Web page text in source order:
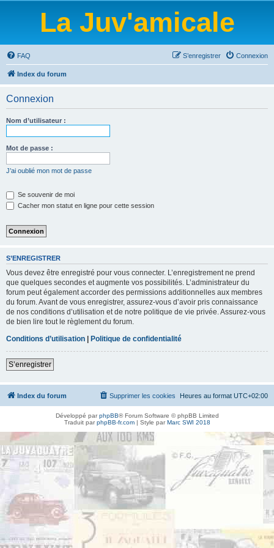
La Juv'amicale
FAQ Connexion
S’enregistrer
Index du forum
Connexion
Nom d’utilisateur :
Mot de passe :
J’ai oublié mon mot de passe
Se souvenir de moi
Cacher mon statut en ligne pour cette session
S’ENREGISTRER
Vous devez être enregistré pour vous connecter. L’enregistrement ne prend
que quelques secondes et augmente vos possibilités. L’administrateur du
forum peut également accorder des permissions additionnelles aux membres
du forum. Avant de vous enregistrer, assurez-vous d’avoir pris connaissance
de nos conditions d’utilisation et de notre politique de vie privée. Assurez-vous
de bien lire tout le règlement du forum.
Conditions d’utilisation | Politique de confidentialité
S’enregistrer
Index du forum Heures au format UTC+02:00
Supprimer les cookies
Développé parphpBB® Forum Software © phpBB Limited
Traduit parphpBB-fr.com| Style parMarc SWI 2018